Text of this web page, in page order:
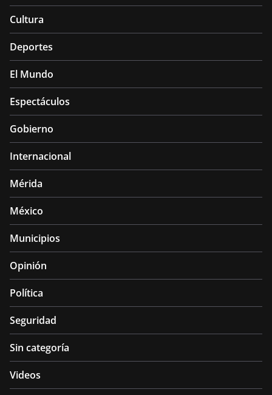
Cultura
Deportes
El Mundo
Espectáculos
Gobierno
Internacional
Mérida
México
Municipios
Opinión
Política
Seguridad
Sin categoría
Videos